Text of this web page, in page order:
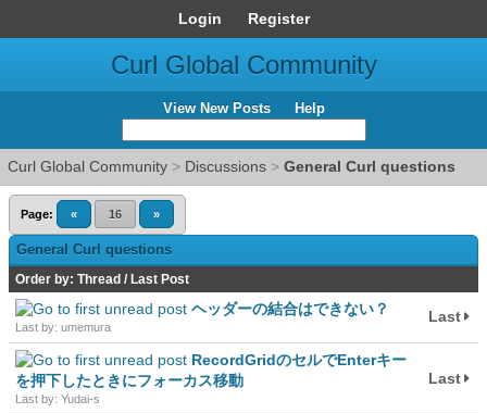
Login Register
Curl Global Community
View New Posts Help
Curl Global Community > Discussions > General Curl questions
Page: « 16 »
General Curl questions
Order by: Thread / Last Post
ヘッダーの結合はできない？
Last by: umemura
Last
RecordGridのセルでEnterキー
を押下したときにフォーカス移動
Last by: Yudai-s
Last